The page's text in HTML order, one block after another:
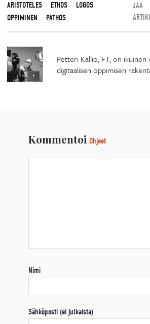
ARISTOTELES ETHOS
LOGOS
OPPIMINEN
PATHOS
JAA
Petteri Kallio, FT, on ikuinen
digitaalisen oppimisen
Kommentoi Ohjeet
Nimi
Sähköposti (ei julkaista)